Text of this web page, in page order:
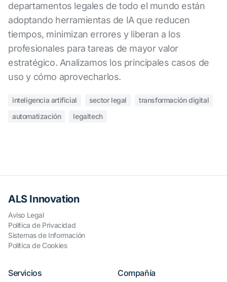
departamentos legales de todo el mundo están
adoptando herramientas de IA que reducen
tiempos, minimizan errores y liberan a los
profesionales para tareas de mayor valor
estratégico. Analizamos los principales casos de
uso y cómo aprovecharlos.
inteligencia artificial sector legal
transformación digital
automatización
legaltech
ALS Innovation
Aviso Legal
Política de Privacidad
Sistemas de Información
Política de Cookies
Servicios Compañía